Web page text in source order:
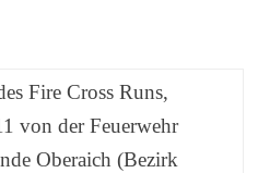
Fire Cross Runs,
von der Feuerwehr
Oberaich (Bezirk